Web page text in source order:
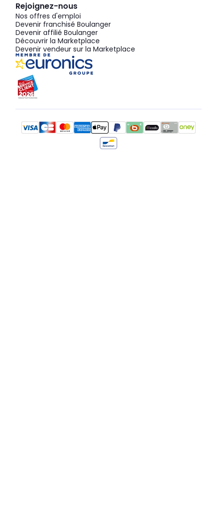
Rejoignez-nous
Nos offres d'emploi
Devenir franchisé Boulanger
Devenir affilié Boulanger
Découvrir la Marketplace
Devenir vendeur sur la Marketplace